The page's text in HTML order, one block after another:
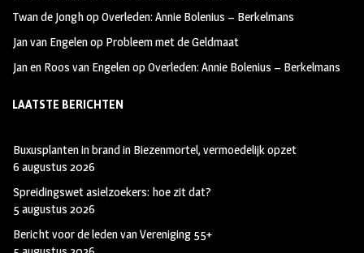
Twan de JonghopOverleden: Annie Bolenius – Berkelmans
Jan van Engelenop Probleem met de Geldmaat
Jan en Roos van EngelenopOverleden: Annie Bolenius – Berkelmans
LAATSTE BERICHTEN
Buxusplanten in brand in Biezenmortel, vermoedelijk opzet
6 augustus 2026
Spreidingswet asielzoekers: hoe zit dat?
5 augustus 2026
Bericht voor de leden van Vereniging 55+